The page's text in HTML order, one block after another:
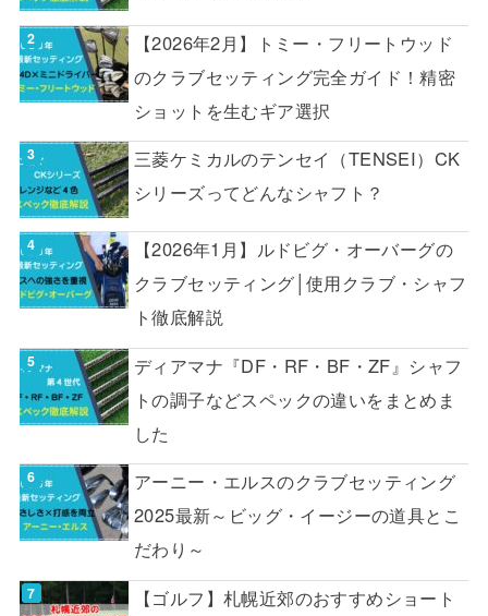
【2026年2月】トミー・フリートウッド
のクラブセッティング完全ガイド！精密
ショットを生むギア選択
三菱ケミカルのテンセイ（TENSEI）CK
シリーズってどんなシャフト？
【2026年1月】ルドビグ・オーバーグの
クラブセッティング│使用クラブ・シャフ
ト徹底解説
ディアマナ『DF・RF・BF・ZF』シャフ
トの調子などスペックの違いをまとめま
した
アーニー・エルスのクラブセッティング
2025最新～ビッグ・イージーの道具とこ
だわり～
【ゴルフ】札幌近郊のおすすめショート